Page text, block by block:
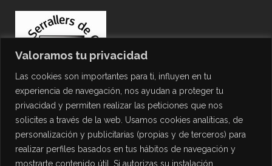
Valoramos tu privacidad
Las cookies son importantes para ti, influyen en tu
experiencia de navegación, nos ayudan a proteger tu
privacidad y permiten realizar las peticiones que nos
solicites a través de la web. Usamos cookies analíticas, de
personalización y publicitarias (propias y de terceros) para
realizar perfiles basados en tus hábitos de navegación y
mostrarte contenido útil. Si autorizas su instalación
PROTECCIÓN DE DATOS